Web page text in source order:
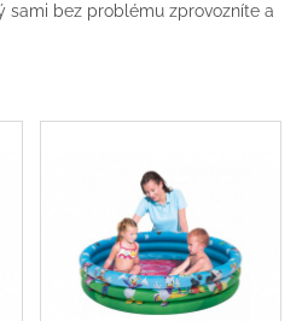
sami bez problému zprovozníte a